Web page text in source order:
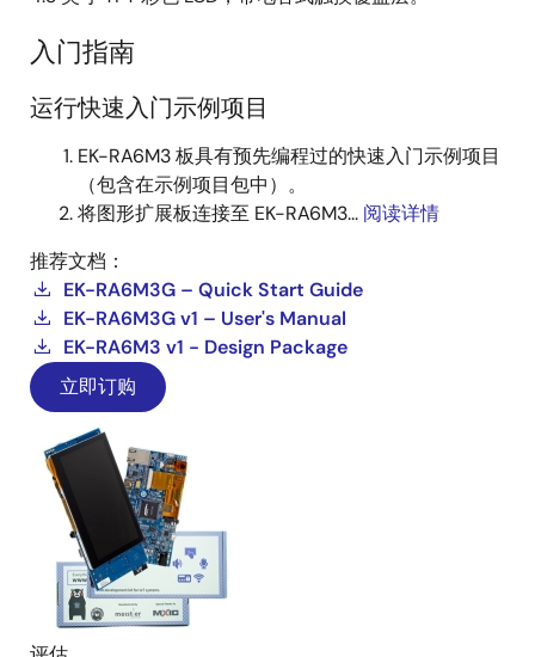
入门指南
运行快速入门示例项目
EK-RA6M3 板具有预先编程过的快速入门示例项目
（包含在示例项目包中）。
将图形扩展板连接至 EK-RA6M3... 阅读详情
推荐文档：
EK-RA6M3G – Quick Start Guide
EK-RA6M3G v1 – User's Manual
EK-RA6M3 v1 - Design Package
立即订购